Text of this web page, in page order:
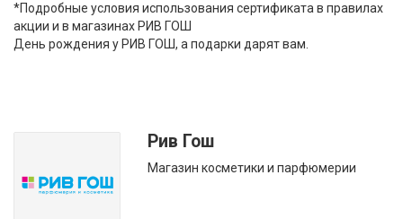
*Подробные условия использования сертификата в правилах
акции и в магазинах РИВ ГОШ
День рождения у РИВ ГОШ, а подарки дарят вам.
Рив Гош
Магазин косметики и парфюмерии